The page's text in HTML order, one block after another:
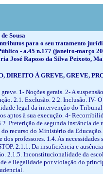
Sousa
para o seu tratamento
- a.45 n.177 (janeiro-março
José Raposo da Silva Peixoto,
DIREITO À GREVE, GREVE,
1- Noções gerais. 2- A
2.1. Exclusão. 2.2. Inclusão. IV-
legal da intervenção do
aptos à sua execução. 4-
Preterição de segunda instância
recurso do Ministério da
dos professores. 1.4. As
2.1.1. Da insuficiência e
2.1.5. Inconstitucionalidade da
e ilegalidade por violação do